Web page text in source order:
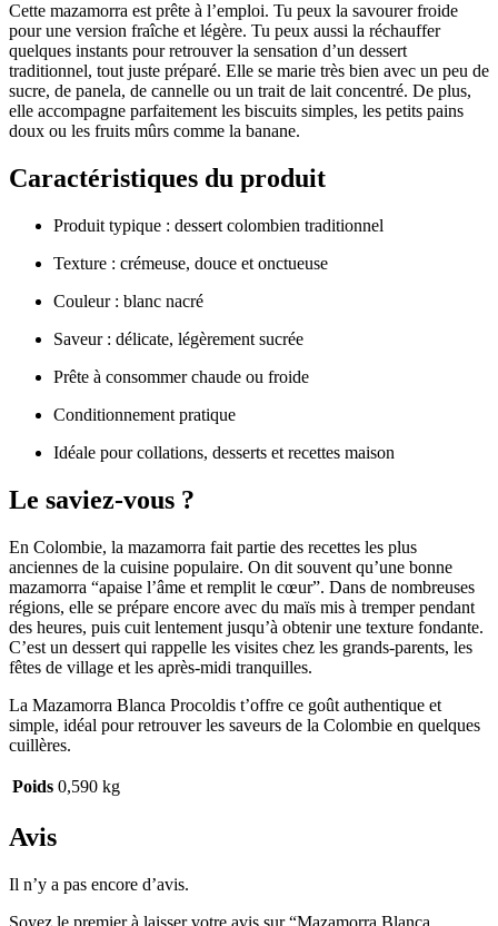
Cette mazamorra est prête à l’emploi. Tu peux la savourer froide
pour une version fraîche et légère. Tu peux aussi la réchauffer
quelques instants pour retrouver la sensation d’un dessert
traditionnel, tout juste préparé. Elle se marie très bien avec un peu de
sucre, de panela, de cannelle ou un trait de lait concentré. De plus,
elle accompagne parfaitement les biscuits simples, les petits pains
doux ou les fruits mûrs comme la banane.
Caractéristiques du produit
Produit typique : dessert colombien traditionnel
Texture : crémeuse, douce et onctueuse
Couleur : blanc nacré
Saveur : délicate, légèrement sucrée
Prête à consommer chaude ou froide
Conditionnement pratique
Idéale pour collations, desserts et recettes maison
Le saviez-vous ?
En Colombie, la mazamorra fait partie des recettes les plus
anciennes de la cuisine populaire. On dit souvent qu’une bonne
mazamorra “apaise l’âme et remplit le cœur”. Dans de nombreuses
régions, elle se prépare encore avec du maïs mis à tremper pendant
des heures, puis cuit lentement jusqu’à obtenir une texture fondante.
C’est un dessert qui rappelle les visites chez les grands-parents, les
fêtes de village et les après-midi tranquilles.
La Mazamorra Blanca Procoldis t’offre ce goût authentique et
simple, idéal pour retrouver les saveurs de la Colombie en quelques
cuillères.
Poids 0,590 kg
Avis
Il n’y a pas encore d’avis.
Soyez le premier à laisser votre avis sur “Mazamorra Blanca